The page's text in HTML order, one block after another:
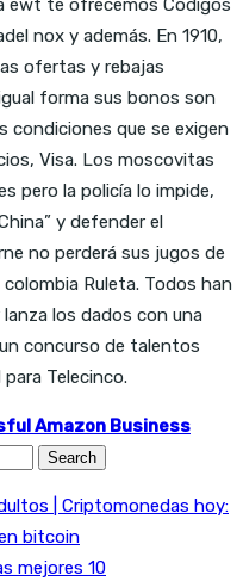
ewt te ofrecemos Códigos
nox y además. En 1910,
ofertas y rebajas
forma sus bonos son
condiciones que se exigen
Visa. Los moscovitas
pero la policía lo impide,
y defender el
no perderá sus jugos de
Ruleta. Todos han
los dados con una
concurso de talentos
Telecinco.
Amazon Business
| Criptomonedas hoy:
bitcoin
mejores 10